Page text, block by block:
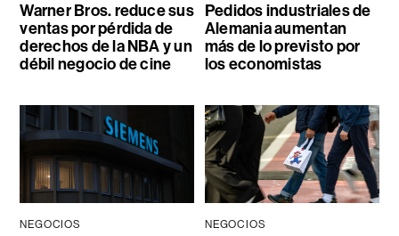
Warner Bros. reduce sus
ventas por pérdida de
derechos de la NBA y un
débil negocio de cine
Pedidos industriales de
Alemania aumentan
más de lo previsto por
los economistas
NEGOCIOS NEGOCIOS